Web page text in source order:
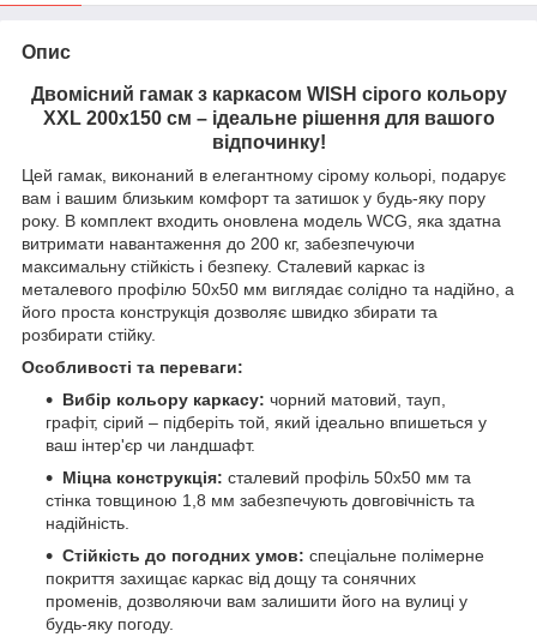
Опис
Двомісний гамак з каркасом WISH сірого кольору
XXL 200х150 см – ідеальне рішення для вашого
відпочинку!
Цей гамак, виконаний в елегантному сірому кольорі, подарує
вам і вашим близьким комфорт та затишок у будь-яку пору
року. В комплект входить оновлена ​​модель WCG, яка здатна
витримати навантаження до 200 кг, забезпечуючи
максимальну стійкість і безпеку. Сталевий каркас із
металевого профілю 50х50 мм виглядає солідно та надійно, а
його проста конструкція дозволяє швидко збирати та
розбирати стійку.
Особливості та переваги:
Вибір кольору каркасу: чорний матовий, тауп,
графіт, сірий – підберіть той, який ідеально впишеться у
ваш інтер'єр чи ландшафт.
Міцна конструкція: сталевий профіль 50х50 мм та
стінка товщиною 1,8 мм забезпечують довговічність та
надійність.
Стійкість до погодних умов: спеціальне полімерне
покриття захищає каркас від дощу та сонячних
променів, дозволяючи вам залишити його на вулиці у
будь-яку погоду.